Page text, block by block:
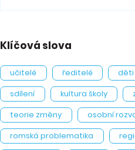
Klíčová slova
učitelé ředitelé děti
sdílení
kultura školy
teorie změny
osobní
romská problematika